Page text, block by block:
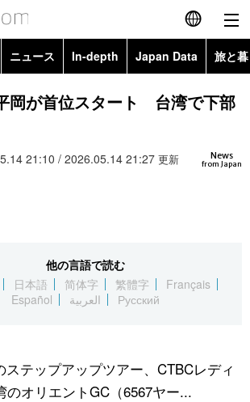
English
简体字
Русский
ニュース In-depth Japan Data 旅と
Topics
岡が首位スタート 台湾で下部
News
from Japan
21:10 / 2026.05.14 21:27 更新
他の言語で読む
日本語 简体字 繁體字
Français
Español
العربية Русский
テップアップツアー、CTBCレディ
のオリエントGC（6567ヤー...